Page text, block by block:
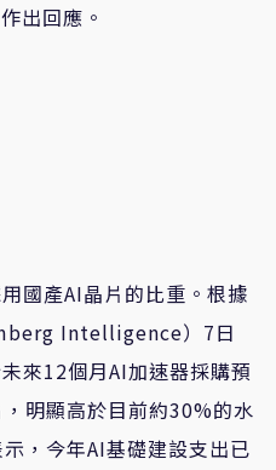
出回應。
國產AI晶片的比重。根據
Intelligence）7日
來12個月AI加速器採購預
明顯高於目前約30%的水
，今年AI基礎建設支出已